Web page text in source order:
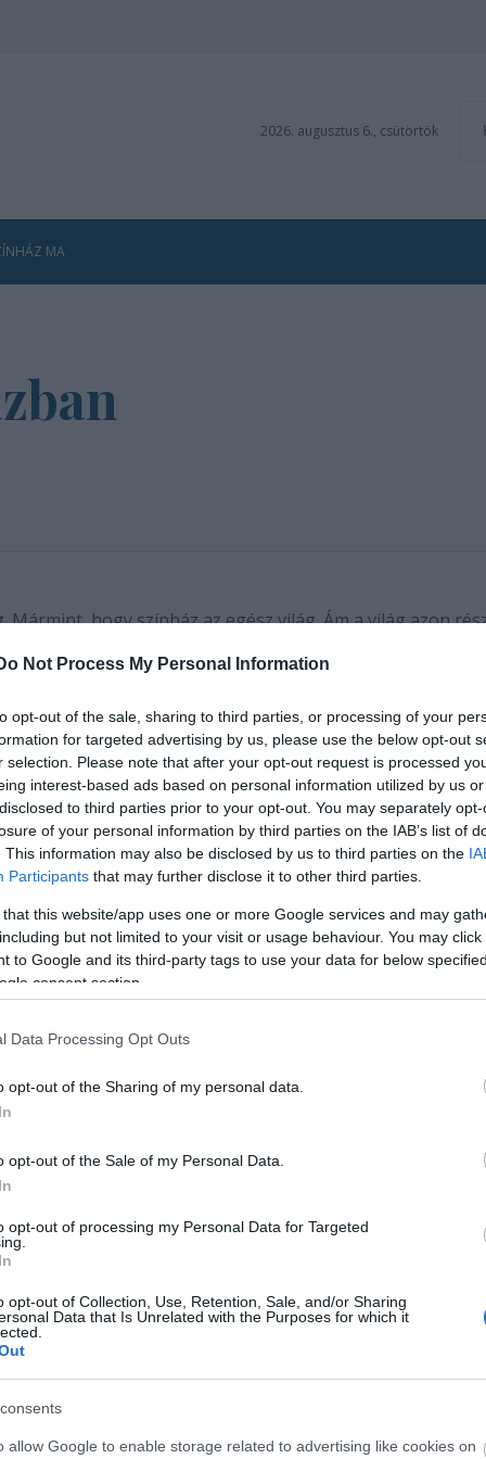
Not Process My Personal Information
opt-out of the sale, sharing to third parties, or processing of your
for targeted advertising by us, please use the below opt-out
selection. Please note that after your opt-out request is processed
interest-based ads based on personal information utilized by us
to third parties prior to your opt-out. You may separately
of your personal information by third parties on the IAB’s list of
This information may also be disclosed by us to third parties on the
Participants that may further disclose it to other third parties.
that this website/app uses one or more Google services and may
but not limited to your visit or usage behaviour. You may
to Google and its third-party tags to use your data for below
consent section.
Data Processing Opt Outs
opt-out of the Sharing of my personal data.
opt-out of the Sale of my Personal Data.
opt-out of processing my Personal Data for Targeted
opt-out of Collection, Use, Retention, Sale, and/or Sharing
Data that Is Unrelated with the Purposes for which it
allow Google to enable storage related to advertising like cookies on
2026. augusztus 6., csütörtök
MA
hogy színház az egész világ. Ám a világ azon
is igaz ez, ha egy közéleti gócpont, egy kávéház
kávéház és a korai mozi között volt csupán. És bár
bírjon, mégis ritka a társulatok fellépése, hiszen a
kapcsolódik. Üdítő példa és kivétel a budapesti Godot
és színház egyben. A Godot Kávéház a Godot
biztosít teret az előadóművészetnek. A
a stand up comedy műfaját kívánta, kívánja
szerint nagyban meghatározza, hogy van-e külön terem
üt el egy pohár bor vagy sör, egy dráma átélését nem
bizonyos, a Spinoza is, a Godot is már kicsit több mint
hiszen a hely egyben holland kulturális intézet is.
funkciókat. Több mint kávéház, de nem mondanám,